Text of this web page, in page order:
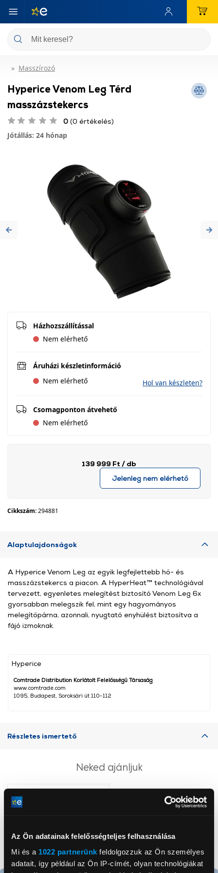
Az Ön adatainak felelősségteljes felhasználása
Mi és a 1022 partnerünk feldolgozzuk az Ön személyes
adatait, így például az Ön IP-címét, olyan technológiákat
Masszírozó
Hyperice Venom Leg Térd
masszázstekercs
0 (0 értékelés)
Jótállás: 24 hónap
Previous
Házhozszállítással
Nem elérhető
Áruházi készletinformáció
Nem elérhető
Hol van készleten?
Csomagponton átvehető
Nem elérhető
139 999 Ft / db
Jelenleg nem elérhető
Cikkszám:294881
Alaptulajdonságok
Hyperice
Comtrade Distribution Korlátolt Felelősségű Társaság
www.comtrade.com
1095, Budapest, Soroksári út 110-112
A Hyperice Venom Leg az egyik legfejlettebb hő- és
masszázstekercs a piacon. A HyperHeat™ technológiával
tervezett, egyenletes melegítést biztosító Venom Leg 6x
gyorsabban melegszik fel, mint egy hagyományos
melegítőpárna, azonnali, nyugtató enyhülést biztosítva a
fájó izmoknak.
Részletes ismertető
Neked ajánljuk